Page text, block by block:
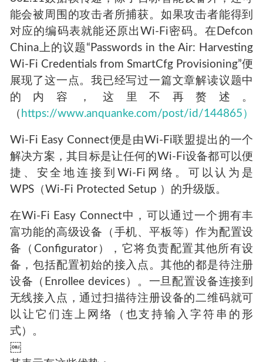
根据SmartConfig实现原理，配网信息编码后通过
802.11数据帧传递，除了目标智能设备外，还可
能会被周围的攻击者所捕获。如果攻击者能得到
对应的编码表就能还原出Wi-Fi密码。在Defcon
China上的议题“Passwords in the Air: Harvesting
Wi-Fi Credentials from SmartCfg Provisioning”便
展现了这一点。我已经写过一篇文章解读议题中
（https://www.anquanke.com/post/id/144865）
Wi-Fi Easy Connect便是由Wi-Fi联盟提出的一个
解决方案，其目标是让任何的Wi-Fi设备都可以便
捷、安全地连接到Wi-Fi网络。可以认为是
WPS（Wi-Fi Protected Setup ）的升级版。
在Wi-Fi Easy Connect中，可以通过一个拥有丰
富功能的高级设备（手机、平板等）作为配置设
备（Configurator），它将负责配置其他所有设